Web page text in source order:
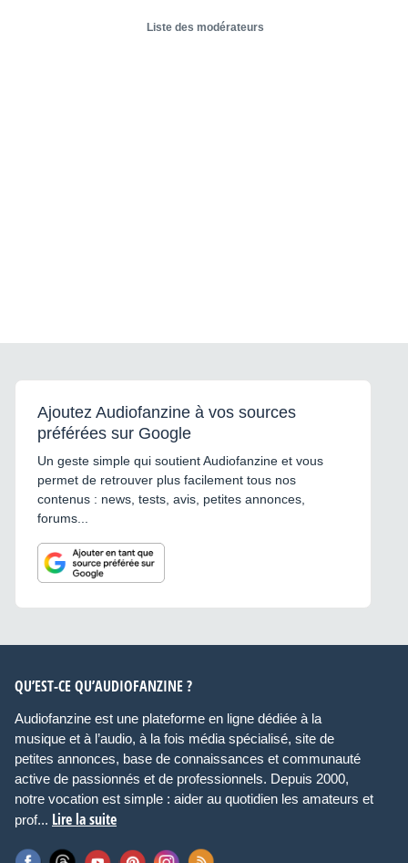
Liste des modérateurs
Ajoutez Audiofanzine à vos sources
préférées sur Google
Un geste simple qui soutient Audiofanzine et vous
permet de retrouver plus facilement tous nos
contenus : news, tests, avis, petites annonces,
forums...
QU’EST-CE QU’AUDIOFANZINE ?
Audiofanzine est une plateforme en ligne dédiée à la
musique et à l’audio, à la fois média spécialisé, site de
petites annonces, base de connaissances et communauté
active de passionnés et de professionnels. Depuis 2000,
notre vocation est simple : aider au quotidien les amateurs et
prof... Lire la suite